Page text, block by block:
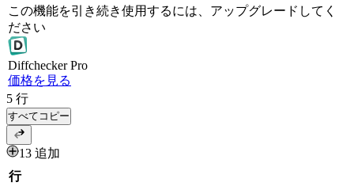
この機能を引き続き使用するには、アップグレードしてく
ださい
DiffcheckerPro
価格を見る
5 行
すべてコピー
13 追加
行